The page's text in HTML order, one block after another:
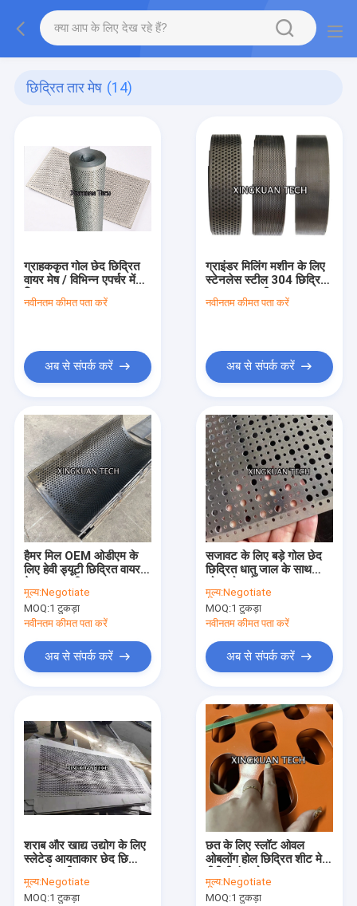
छिद्रित तार मेष (14)
ग्राहककृत गोल छेद छिद्रित
वायर मेष / विभिन्न एपर्चर में
नवीनतम कीमत पता करें
अब से संपर्क करें
ग्राइंडर मिलिंग मशीन के लिए
स्टेनलेस स्टील 304 छिद्रित
नवीनतम कीमत पता करें
अब से संपर्क करें
हैमर मिल OEM ओडीएम के
लिए हेवी ड्यूटी छिद्रित वायर
मूल्य:Negotiate
MOQ:1 टुकड़ा
नवीनतम कीमत पता करें
अब से संपर्क करें
सजावट के लिए बड़े गोल छेद
छिद्रित धातु जाल के साथ
मूल्य:Negotiate
MOQ:1 टुकड़ा
नवीनतम कीमत पता करें
अब से संपर्क करें
शराब और खाद्य उद्योग के लिए
स्लेटेड आयताकार छेद छिद्रित
मूल्य:Negotiate
MOQ:1 टुकड़ा
छत के लिए स्लॉट ओवल
ओबलोंग होल छिद्रित शीट मेष
मूल्य:Negotiate
MOQ:1 टुकड़ा